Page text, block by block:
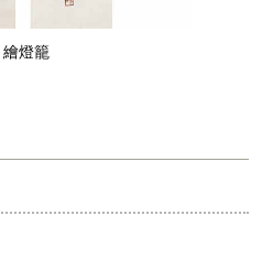
繪燈籠